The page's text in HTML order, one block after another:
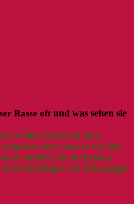
Rasse oft und was sehen sie
weißen Hund mit dem
aber, dass es sich bei
handelt, der in Spanien
Rattenfänger und Mäusejäger